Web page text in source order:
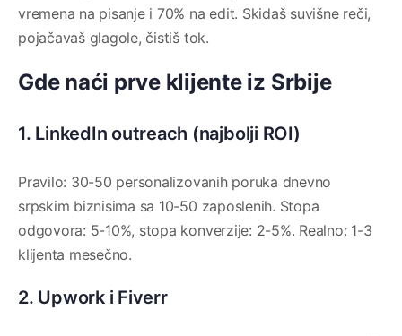
vremena na pisanje i 70% na edit. Skidaš suvišne reči,
pojačavaš glagole, čistiš tok.
Gde naći prve klijente iz Srbije
1. LinkedIn outreach (najbolji ROI)
Pravilo: 30-50 personalizovanih poruka dnevno
srpskim biznisima sa 10-50 zaposlenih. Stopa
odgovora: 5-10%, stopa konverzije: 2-5%. Realno: 1-3
klijenta mesečno.
2. Upwork i Fiverr